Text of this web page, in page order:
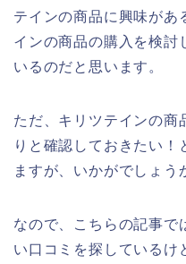
テインの商品に興味があ
インの商品の購入を検討
いるのだと思います。
ただ、キリツテインの商
りと確認しておきたい！
ますが、いかがでしょう
なので、こちらの記事で
い口コミを探しているけ